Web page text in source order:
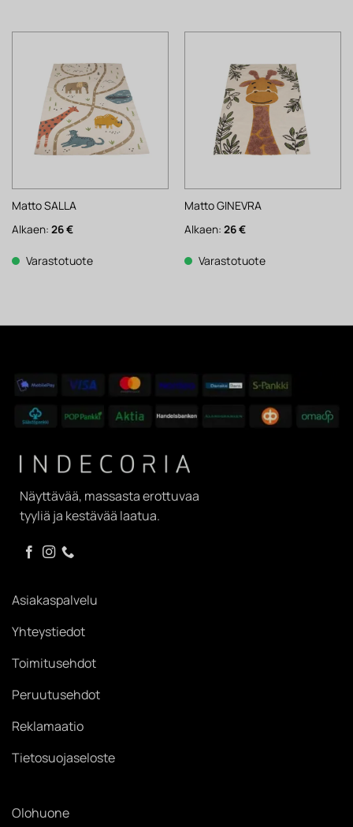
Matto SALLA
Alkaen: 26€
Varastotuote
Matto GINEVRA
Alkaen: 26€
Varastotuote
Näyttävää, massasta erottuvaa
tyyliä ja kestävää laatua.
Asiakaspalvelu
Yhteystiedot
Toimitusehdot
Peruutusehdot
Reklamaatio
Tietosuojaseloste
Olohuone